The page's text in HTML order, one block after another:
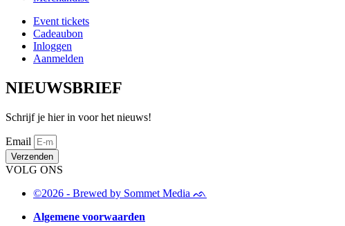
Event tickets
Cadeaubon
Inloggen
Aanmelden
NIEUWSBRIEF
Schrijf je hier in voor het nieuws!
Email
Verzenden
VOLG ONS
©2026 - Brewed by Sommet Media ᨒ
Algemene voorwaarden